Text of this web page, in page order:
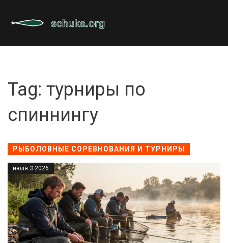
Tag: турниры по
спиннингу
РЫБОЛОВНЫЕ СОРЕВНОВАНИЯ И ТУРНИРЫ
июля 3 2026